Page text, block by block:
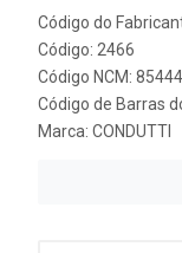
Código do
Código: 2466
Código NCM:
Código de Barras
Marca: CONDUTTI